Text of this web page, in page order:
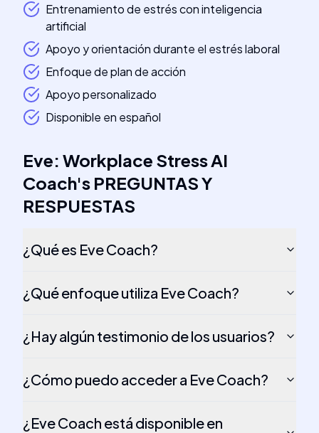
Entrenamiento de estrés con inteligencia
artificial
Apoyo y orientación durante el estrés laboral
Enfoque de plan de acción
Apoyo personalizado
Disponible en español
Eve: Workplace Stress AI
Coach's PREGUNTAS Y
RESPUESTAS
¿Qué es Eve Coach?
¿Qué enfoque utiliza Eve Coach?
¿Hay algún testimonio de los usuarios?
¿Cómo puedo acceder a Eve Coach?
¿Eve Coach está disponible en